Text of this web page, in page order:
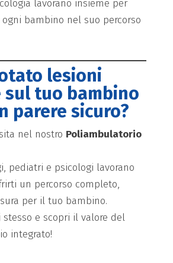
lavorano insieme per
ogni bambino nel suo percorso
lesioni
sul tuo bambino
parere sicuro?
nel nostro Poliambulatorio
pediatri e psicologi lavorano
un percorso completo,
per il tuo bambino.
stesso e scopri il valore del
integrato!